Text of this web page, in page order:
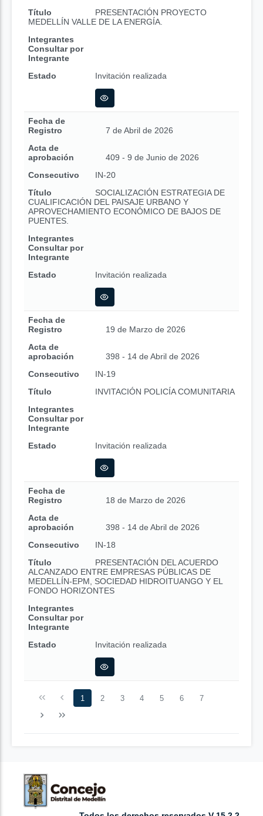
Título
PRESENTACIÓN PROYECTO
MEDELLÍN VALLE DE LA ENERGÍA.
Integrantes
Consultar por
Integrante
Estado
Invitación realizada
Fecha de
Registro
7 de Abril de 2026
Acta de
aprobación
409 - 9 de Junio de 2026
Consecutivo
IN-20
Título
SOCIALIZACIÓN ESTRATEGIA DE
CUALIFICACIÓN DEL PAISAJE URBANO Y
APROVECHAMIENTO ECONÓMICO DE BAJOS DE
PUENTES.
Integrantes
Consultar por
Integrante
Estado
Invitación realizada
Fecha de
Registro
19 de Marzo de 2026
Acta de
aprobación
398 - 14 de Abril de 2026
Consecutivo
IN-19
Título
INVITACIÓN POLICÍA COMUNITARIA
Integrantes
Consultar por
Integrante
Estado
Invitación realizada
Fecha de
Registro
18 de Marzo de 2026
Acta de
aprobación
398 - 14 de Abril de 2026
Consecutivo
IN-18
Título
PRESENTACIÓN DEL ACUERDO
ALCANZADO ENTRE EMPRESAS PÚBLICAS DE
MEDELLÍN-EPM, SOCIEDAD HIDROITUANGO Y EL
FONDO HORIZONTES
Integrantes
Consultar por
Integrante
Estado
Invitación realizada
1 2 3 4 5 6 7